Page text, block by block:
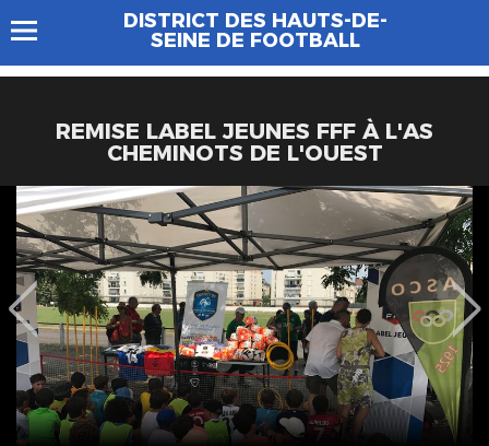
DISTRICT DES HAUTS-DE-
SEINE DE FOOTBALL
REMISE LABEL JEUNES FFF À L'AS
CHEMINOTS DE L'OUEST